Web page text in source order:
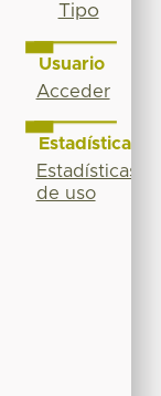
Tipo
Usuario
Acceder
Estadísticas
Estadísticas
de uso